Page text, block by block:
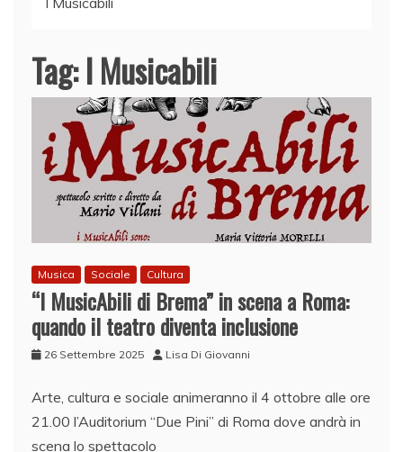
Tag:I Musicabili
Musica Sociale Cultura
“I MusicAbili di Brema” in scena a Roma:
quando il teatro diventa inclusione
26 Settembre 2025 Lisa Di Giovanni
Arte, cultura e sociale animeranno il 4 ottobre alle ore
21.00 l’Auditorium “Due Pini” di Roma dove andrà in
scena lo spettacolo